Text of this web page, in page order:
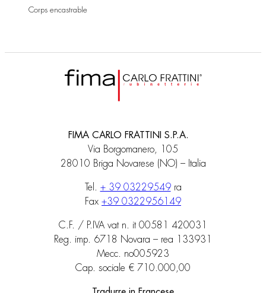
Corps encastrable
FIMA CARLO FRATTINI S.P.A.
Via Borgomanero, 105
28010 Briga Novarese (NO) – Italia
Tel. + 39 03229549ra
Fax +39 0322956149
C.F. / P.IVA vat n. it 00581 420031
Reg. imp. 6718 Novara – rea 133931
Mecc. no005923
Cap. sociale € 710.000,00